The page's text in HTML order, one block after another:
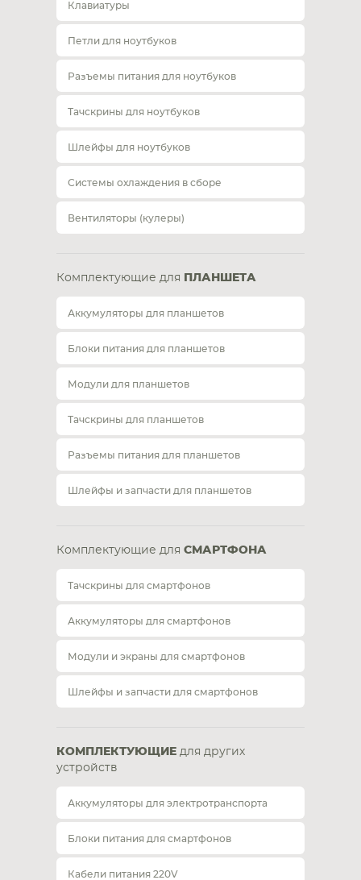
Клавиатуры
Петли для ноутбуков
Разъемы питания для ноутбуков
Тачскрины для ноутбуков
Шлейфы для ноутбуков
Системы охлаждения в сборе
Вентиляторы (кулеры)
Комплектующие для ПЛАНШЕТА
Аккумуляторы для планшетов
Блоки питания для планшетов
Модули для планшетов
Тачскрины для планшетов
Разъемы питания для планшетов
Шлейфы и запчасти для планшетов
Комплектующие для СМАРТФОНА
Тачскрины для смартфонов
Аккумуляторы для смартфонов
Модули и экраны для смартфонов
Шлейфы и запчасти для смартфонов
КОМПЛЕКТУЮЩИЕ для других
устройств
Аккумуляторы для электротранспорта
Блоки питания для смартфонов
Кабели питания 220V